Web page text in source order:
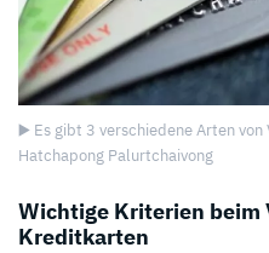
▶️ Es gibt 3 verschiedene Arten
Hatchapong Palurtchaivong
Wichtige Kriterien beim
Kreditkarten